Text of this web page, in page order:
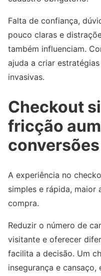
Falta de confiança,
pouco claras e
também influenciam.
ajuda a criar
invasivas.
Checkout
fricção
conversões
A experiência no
simples e rápida, maior
compra.
Reduzir o número de
visitante e oferecer
facilita a decisão. Um
insegurança e